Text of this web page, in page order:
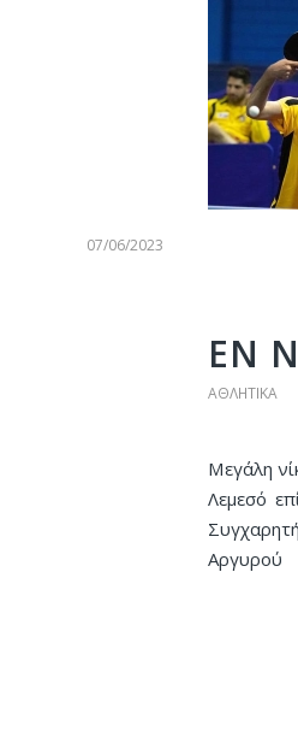
07/06/2023
ΕΝ
ΑΘΛΗΤΙΚΆ
Μεγάλη
Λεμεσό
Αργυρού